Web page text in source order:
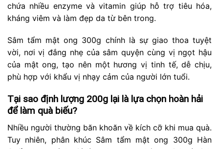
chứa nhiều enzyme và vitamin giúp hỗ trợ tiêu hóa,
kháng viêm và làm đẹp da từ bên trong.
Sâm tẩm mật ong 300g chính là sự giao thoa tuyệt
vời, nơi vị đắng nhẹ của sâm quyện cùng vị ngọt hậu
của mật ong, tạo nên một hương vị tinh tế, dễ chịu,
phù hợp với khẩu vị nhạy cảm của người lớn tuổi.
Tại sao định lượng 200g lại là lựa chọn hoàn hải
để làm quà biếu?
Nhiều người thường băn khoăn về kích cỡ khi mua quà.
Tuy nhiên, phân khúc Sâm tẩm mật ong 300g Hàn